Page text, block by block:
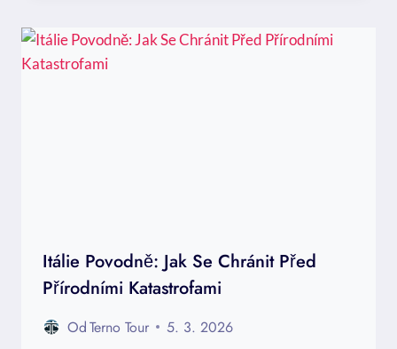
Itálie Povodně: Jak Se Chránit Před
Přírodními Katastrofami
OdTerno Tour 5. 3. 2026